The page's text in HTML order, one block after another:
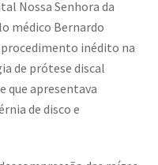
Nossa Senhora da
médico Bernardo
procedimento inédito na
de prótese discal
que apresentava
de disco e